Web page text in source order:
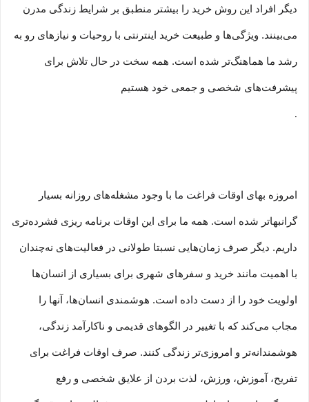
دیگر افراد این روش خرید را بیشتر منطبق بر شرایط زندگی مدرن
می‏‏‏‌بینند. ویژگی‏‏‏‌ها و طبیعت خرید اینترنتی با روحیات و نیازهای رو به
رشد ما هماهنگ‏‏‌تر شده است. همه سخت در حال تلاش برای
پیشرفت‏‏‌های شخصی و جمعی خود هستیم
.
امروزه بهای اوقات فراغت ما با وجود مشغله‏‌های روزانه بسیار
گرانبها‌تر شده است. همه ما برای این اوقات برنامه ریزی فشرده‏‌تری
داریم. دیگر صرف زمان‌هایی نسبتا طولانی در فعالیت‏‌های نه‌چندان
با اهمیت مانند خرید و سفرهای شهری برای بسیاری از انسان‌ها
اولویت خود را از دست داده است. هوشمندی انسان‌ها، آنها را
مجاب می‏‌کند که با تغییر در الگوهای قدیمی و نا‏کارآمد زندگی،
هوشمندانه‏‌تر و امروزی‏‌تر زندگی کنند. صرف اوقات فراغت برای
تفریح، آموزش، ورزش، لذت بردن از علایق شخصی و رفع